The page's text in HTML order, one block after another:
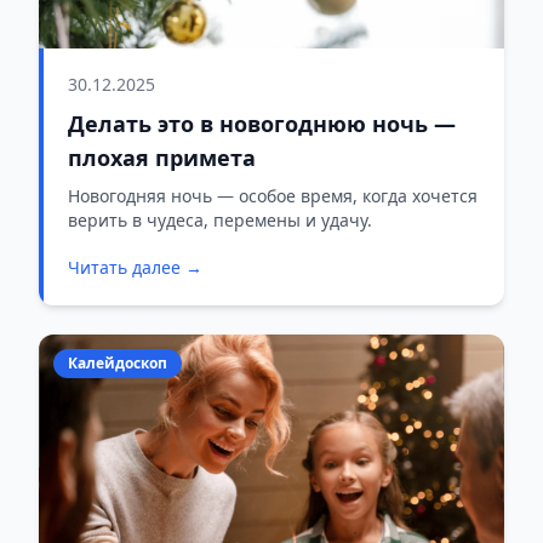
30.12.2025
Делать это в новогоднюю ночь —
плохая примета
Новогодняя ночь — особое время, когда хочется
верить в чудеса, перемены и удачу.
Читать далее →
Калейдоскоп